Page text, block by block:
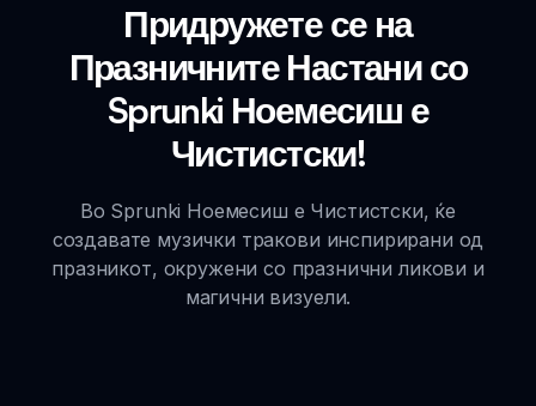
Придружете се на
Празничните Настани со
Sprunki Ноемесиш е
Чистистски!
Во Sprunki Ноемесиш е Чистистски, ќе
создавате музички тракови инспирирани од
празникот, окружени со празнични ликови и
магични визуели.